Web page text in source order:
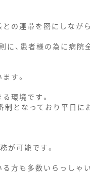
の連帯を密にしなが
、患者様の為に病院
す。
環境です。
となっており平日に
が可能です。
方も多数いらっしゃい